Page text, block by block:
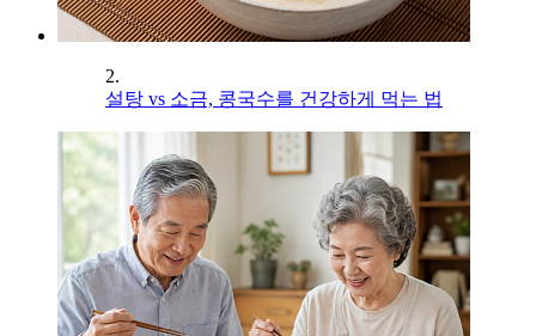
2.
설탕 vs 소금, 콩국수를 건강하게 먹는 법